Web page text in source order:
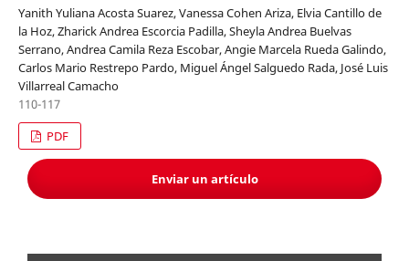
Yanith Yuliana Acosta Suarez, Vanessa Cohen Ariza, Elvia Cantillo de
la Hoz, Zharick Andrea Escorcia Padilla, Sheyla Andrea Buelvas
Serrano, Andrea Camila Reza Escobar, Angie Marcela Rueda Galindo,
Carlos Mario Restrepo Pardo, Miguel Ángel Salguedo Rada, José Luis
Villarreal Camacho
110-117
PDF
Enviar un artículo